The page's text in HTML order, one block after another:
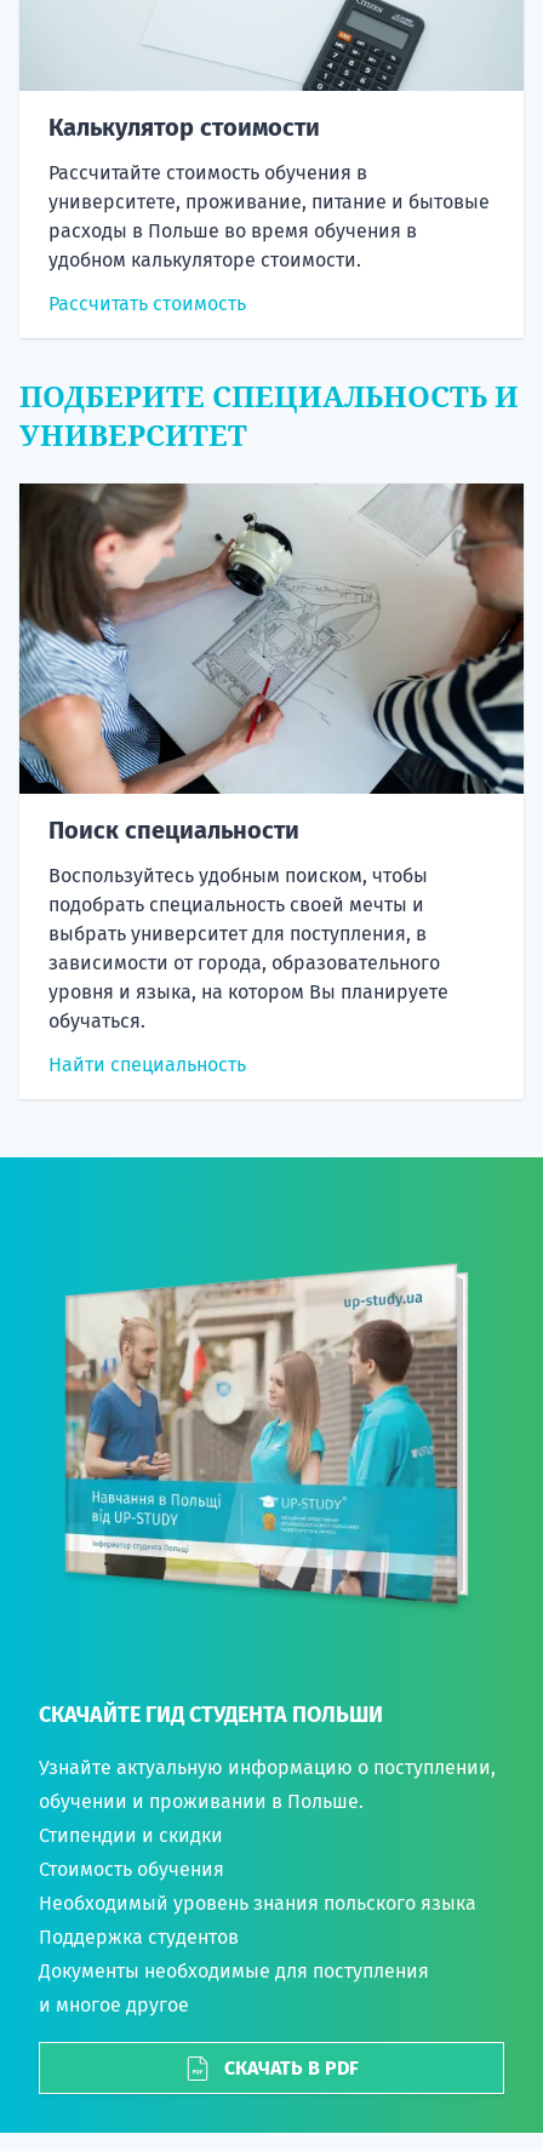
Калькулятор стоимости
Рассчитайте стоимость обучения в
университете, проживание, питание и бытовые
расходы в Польше во время обучения в
удобном калькуляторе стоимости.
Рассчитать стоимость
ПОДБЕРИТЕ СПЕЦИАЛЬНОСТЬ И
УНИВЕРСИТЕТ
Поиск специальности
Воспользуйтесь удобным поиском, чтобы
подобрать специальность своей мечты и
выбрать университет для поступления, в
зависимости от города, образовательного
уровня и языка, на котором Вы планируете
обучаться.
Найти специальность
СКАЧАЙТЕ ГИД СТУДЕНТА ПОЛЬШИ
Узнайте актуальную информацию о поступлении,
обучении и проживании в Польше.
Стипендии и скидки
Стоимость обучения
Необходимый уровень знания польского языка
Поддержка студентов
Документы необходимые для поступления
и многое другое
СКАЧАТЬ В PDF